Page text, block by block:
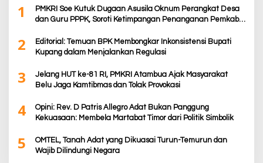
1
PMKRI Soe Kutuk Dugaan Asusila Oknum Perangkat Desa
dan Guru PPPK, Soroti Ketimpangan Penanganan Pemkab
2
Editorial: Temuan BPK Membongkar Inkonsistensi Bupati
Kupang dalam Menjalankan Regulasi
3
Jelang HUT ke-81 RI, PMKRI Atambua Ajak Masyarakat
Belu Jaga Kamtibmas dan Tolak Provokasi
4
Opini: Rev. D Patris Allegro Adat Bukan Panggung
Kekuasaan: Membela Martabat Timor dari Politik Simbolik
5
OMTEL, Tanah Adat yang Dikuasai Turun-Temurun dan
Wajib Dilindungi Negara